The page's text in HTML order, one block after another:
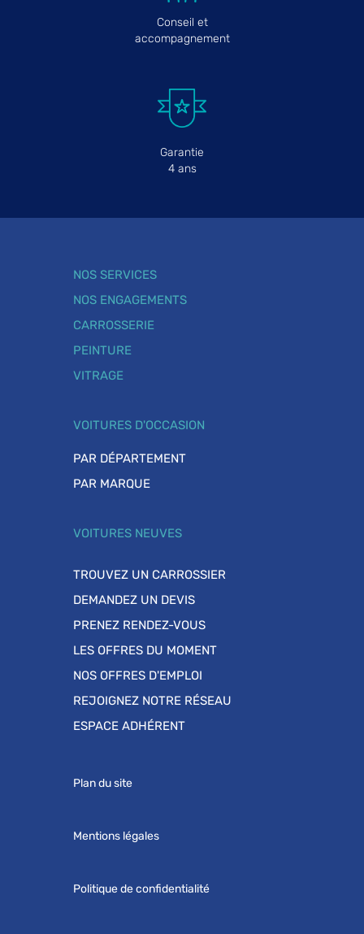
Conseil et
accompagnement
Garantie
4 ans
NOS SERVICES
NOS ENGAGEMENTS
CARROSSERIE
PEINTURE
VITRAGE
VOITURES D'OCCASION
PAR DÉPARTEMENT
PAR MARQUE
VOITURES NEUVES
TROUVEZ UN CARROSSIER
DEMANDEZ UN DEVIS
PRENEZ RENDEZ-VOUS
LES OFFRES DU MOMENT
NOS OFFRES D'EMPLOI
REJOIGNEZ NOTRE RÉSEAU
ESPACE ADHÉRENT
Plan du site
Mentions légales
Politique de confidentialité